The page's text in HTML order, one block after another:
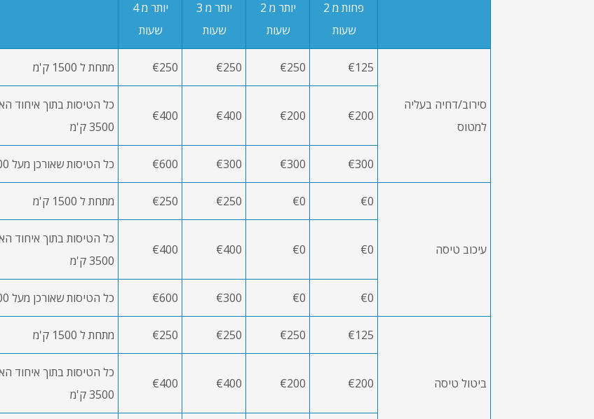
פחות מ 2
שעות
יותר מ 2
שעות
יותר מ 3
שעות
יותר מ 4
שעות
סירוב/דחיה בעליה
למטוס
€125
€250
€250
€250 מתחת ל 1500 ק'מ
€200
€200
€400
€400
3500 ק'מ
€300
€300
€300
€600 כל הטיסות שאורכן מעל 3500 ק'מ שהמריאו לא מאיחוד האירופאי או נחתו בו
עיכוב טיסה
€0
€0
€250
€250 מתחת ל 1500 ק'מ
€0
€0
€400
€400
3500 ק'מ
€0
€0
€300
€600 כל הטיסות שאורכן מעל 3500 ק'מ שהמריאו לא מאיחוד האירופאי או נחתו בו
ביטול טיסה
€125
€250
€250
€250 מתחת ל 1500 ק'מ
€200
€200
€400
€400
3500 ק'מ